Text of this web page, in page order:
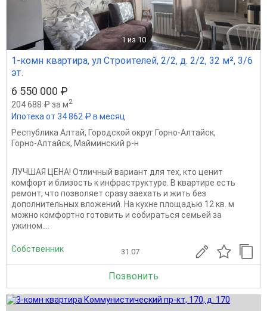
1 из 10
1-комн квартира, ул Строителей, 2/2, д. 2/2, 32 м², 3/6
эт.
6 550 000 ₽
204 688 ₽ за м2
Ипотека от 34 862 ₽ в месяц
Республика Алтай, Городской округ Горно-Алтайск,
Горно-Алтайск, Майминский р-н
ЛУЧШАЯ ЦЕНА! Отличный вариант для тех, кто ценит
комфорт и близость к инфраструктуре. В квартире есть
ремонт, что позволяет сразу заехать и жить без
дополнительных вложений. На кухне площадью 12 кв. м
можно комфортно готовить и собираться семьей за
ужином....
Собственник 31.07
Позвонить